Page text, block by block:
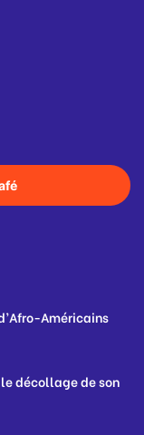
Américains
décollage de son